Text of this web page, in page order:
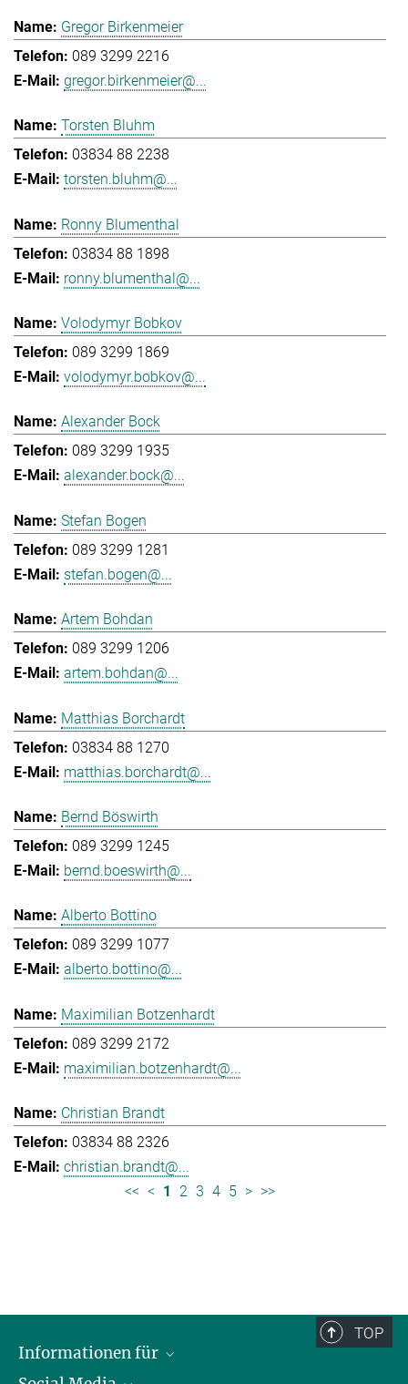
Gregor Birkenmeier
089 3299 2216
gregor.birkenmeier@...
Torsten Bluhm
03834 88 2238
torsten.bluhm@...
Ronny Blumenthal
03834 88 1898
ronny.blumenthal@...
Volodymyr Bobkov
089 3299 1869
volodymyr.bobkov@...
Alexander Bock
089 3299 1935
alexander.bock@...
Stefan Bogen
089 3299 1281
stefan.bogen@...
Artem Bohdan
089 3299 1206
artem.bohdan@...
Matthias Borchardt
03834 88 1270
matthias.borchardt@...
Bernd Böswirth
089 3299 1245
bernd.boeswirth@...
Alberto Bottino
089 3299 1077
alberto.bottino@...
Maximilian Botzenhardt
089 3299 2172
maximilian.botzenhardt@...
Christian Brandt
03834 88 2326
christian.brandt@...
<< < 1 2 3 4 5 > >>
TOP
Informationen für